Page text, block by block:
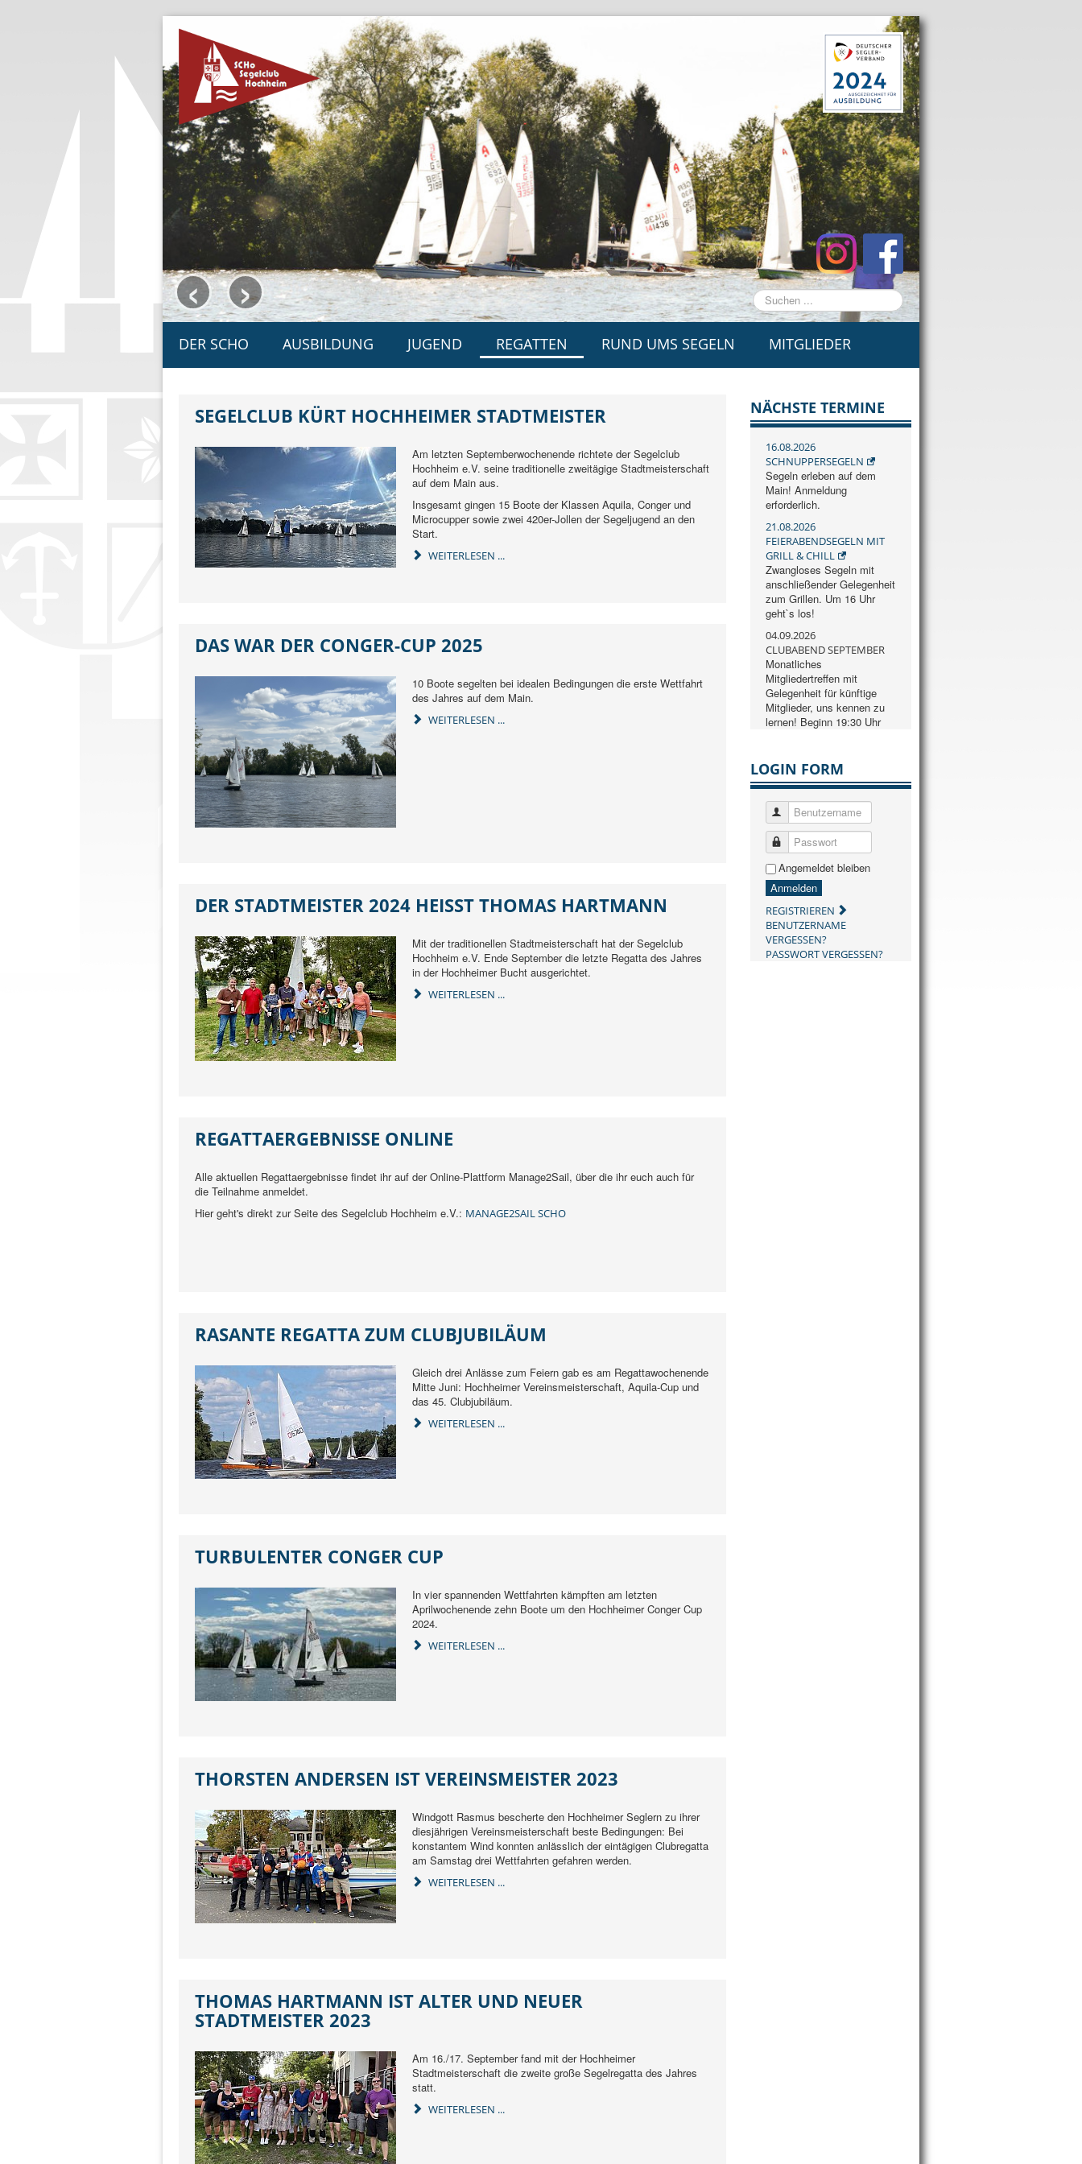
‹ ›
Suchen
...
DER SCHO AUSBILDUNG JUGEND REGATTEN RUND UMS SEGELN MITGLIEDER
SEGELCLUB KÜRT HOCHHEIMER STADTMEISTER
Am letzten Septemberwochenende richtete der Segelclub
Hochheim e.V. seine traditionelle zweitägige Stadtmeisterschaft
auf dem Main aus.
Insgesamt gingen 15 Boote der Klassen Aquila, Conger und
Microcupper sowie zwei 420er-Jollen der Segeljugend an den
Start.
WEITERLESEN ...
DAS WAR DER CONGER-CUP 2025
10 Boote segelten bei idealen Bedingungen die erste Wettfahrt
des Jahres auf dem Main.
WEITERLESEN ...
DER STADTMEISTER 2024 HEISST THOMAS HARTMANN
Mit der traditionellen Stadtmeisterschaft hat der Segelclub
Hochheim e.V. Ende September die letzte Regatta des Jahres
in der Hochheimer Bucht ausgerichtet.
WEITERLESEN ...
REGATTAERGEBNISSE ONLINE
Alle aktuellen Regattaergebnisse findet ihr auf der Online-Plattform Manage2Sail, über die ihr euch auch für
die Teilnahme anmeldet.
Hier geht's direkt zur Seite des Segelclub Hochheim e.V.: MANAGE2SAIL SCHO
RASANTE REGATTA ZUM CLUBJUBILÄUM
Gleich drei Anlässe zum Feiern gab es am Regattawochenende
Mitte Juni: Hochheimer Vereinsmeisterschaft, Aquila-Cup und
das 45. Clubjubiläum.
WEITERLESEN ...
TURBULENTER CONGER CUP
In vier spannenden Wettfahrten kämpften am letzten
Aprilwochenende zehn Boote um den Hochheimer Conger Cup
2024.
WEITERLESEN ...
THORSTEN ANDERSEN IST VEREINSMEISTER 2023
Windgott Rasmus bescherte den Hochheimer Seglern zu ihrer
diesjährigen Vereinsmeisterschaft beste Bedingungen: Bei
konstantem Wind konnten anlässlich der eintägigen Clubregatta
am Samstag drei Wettfahrten gefahren werden.
WEITERLESEN ...
THOMAS HARTMANN IST ALTER UND NEUER
STADTMEISTER 2023
Am 16./17. September fand mit der Hochheimer
Stadtmeisterschaft die zweite große Segelregatta des Jahres
statt.
WEITERLESEN ...
NÄCHSTE TERMINE
16.08.2026
SCHNUPPERSEGELN
Segeln erleben auf dem
Main! Anmeldung
erforderlich.
21.08.2026
FEIERABENDSEGELN MIT
GRILL & CHILL
Zwangloses Segeln mit
anschließender Gelegenheit
zum Grillen. Um 16 Uhr
geht`s los!
04.09.2026
CLUBABEND SEPTEMBER
Monatliches
Mitgliedertreffen mit
Gelegenheit für künftige
Mitglieder, uns kennen zu
lernen! Beginn 19:30 Uhr
LOGIN FORM
Benutzername
Passwort
Angemeldet bleiben
Anmelden
REGISTRIEREN
BENUTZERNAME
VERGESSEN?
PASSWORT VERGESSEN?